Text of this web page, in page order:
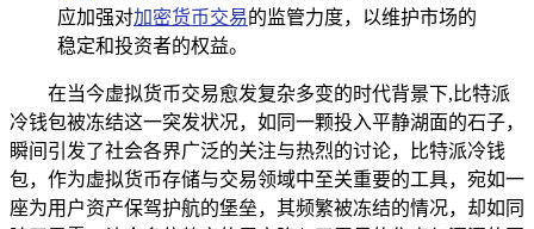
应加强对加密货币交易的监管力度，以维护市场的
稳定和投资者的权益。
在当今虚拟货币交易愈发复杂多变的时代背景下,比特派
冷钱包被冻结这一突发状况，如同一颗投入平静湖面的石子，
瞬间引发了社会各界广泛的关注与热烈的讨论，比特派冷钱
包，作为虚拟货币存储与交易领域中至关重要的工具，宛如一
座为用户资产保驾护航的堡垒，其频繁被冻结的情况，却如同